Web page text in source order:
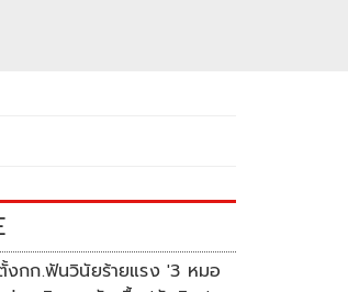
กก.ฟันวินัยร้ายแรง '3 หมอ